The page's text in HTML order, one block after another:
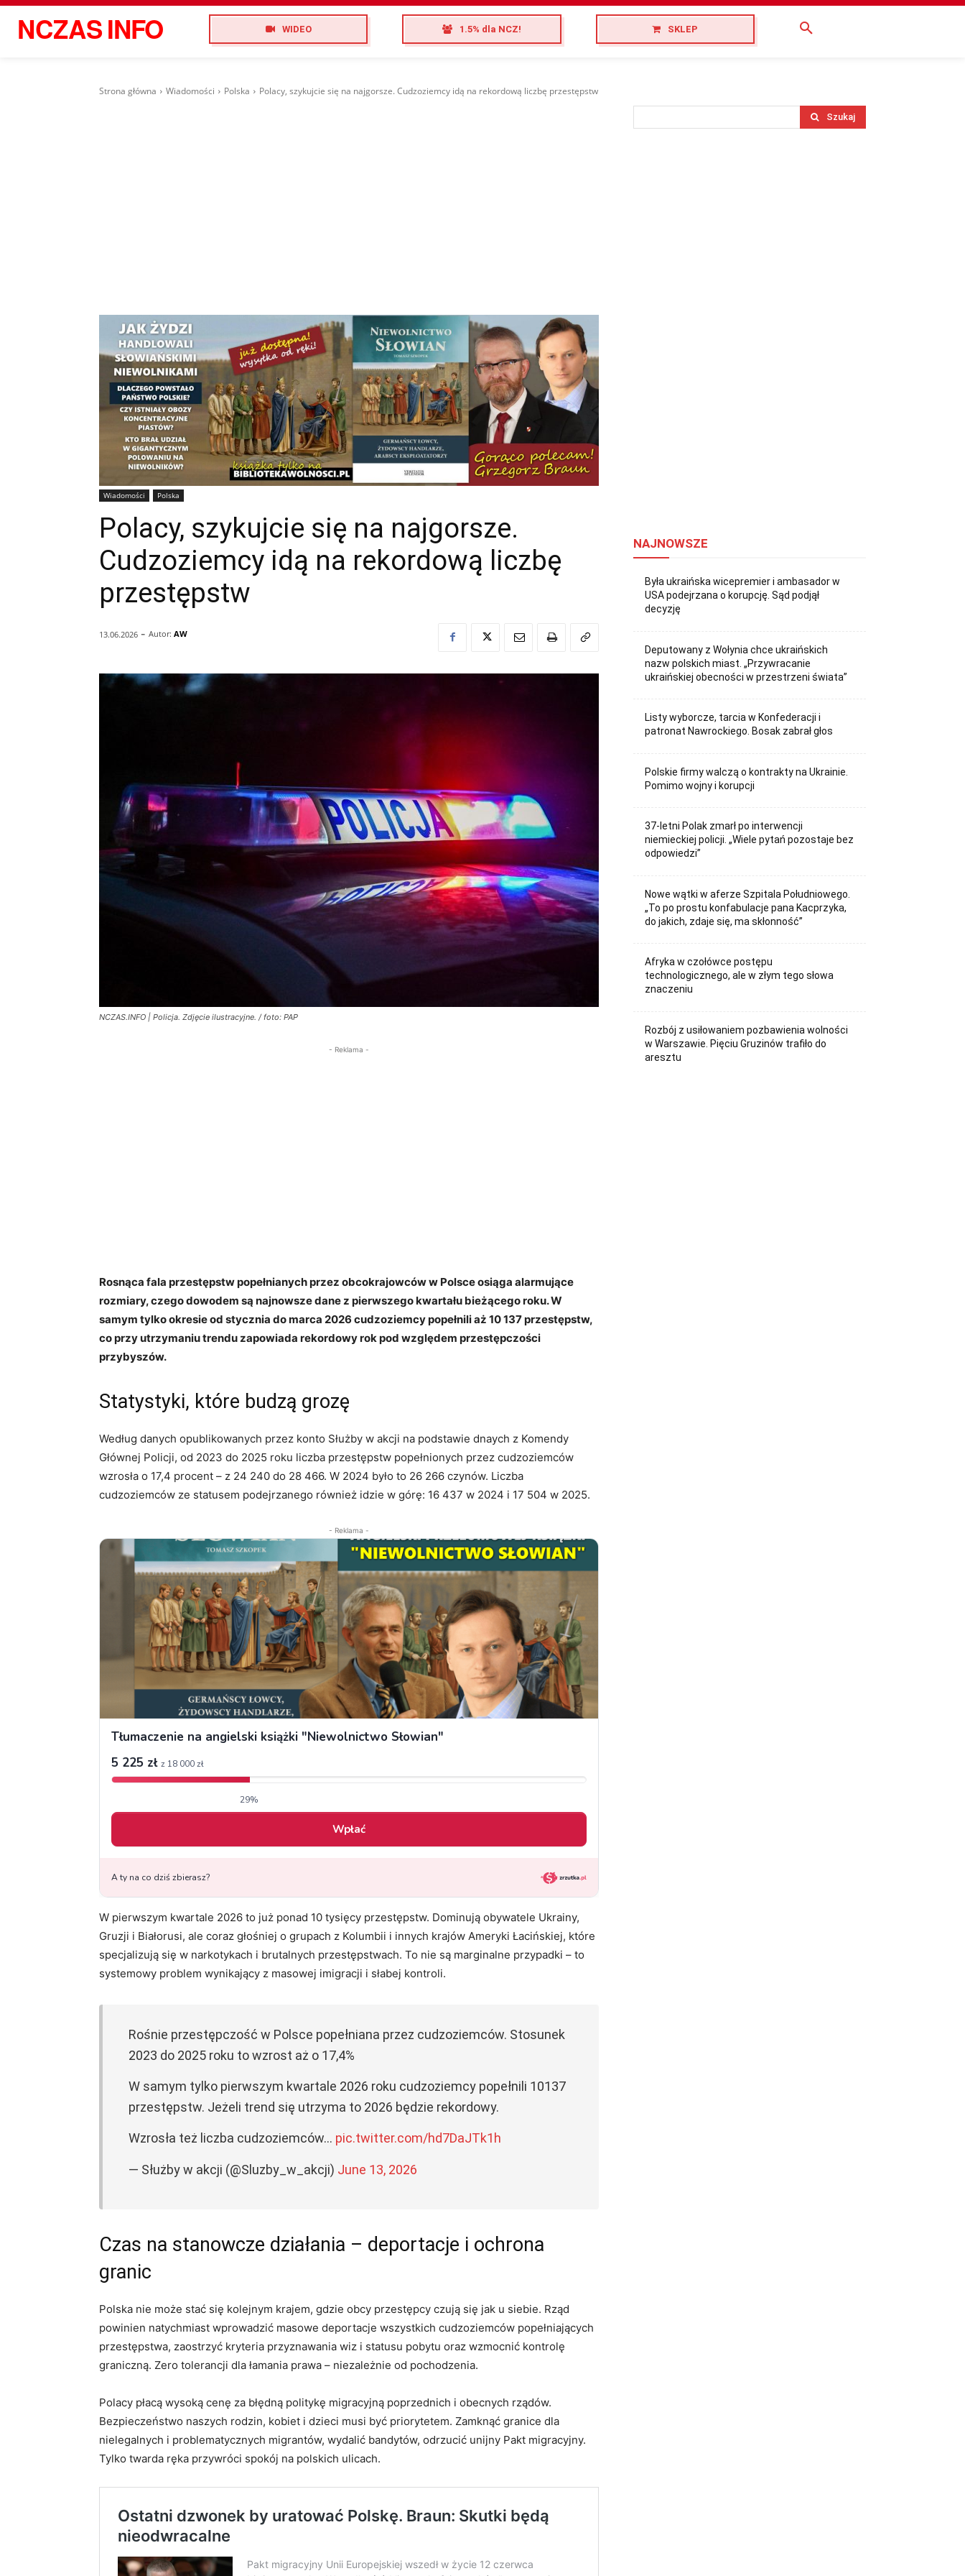
NCZASINFO WIDEO 1.5% dla NCZ! SKLEP
Strona główna Wiadomości Polska Polacy, szykujcie się na najgorsze. Cudzoziemcy idą na rekordową liczbę przestępstw
Wiadomości Polska
Polacy, szykujcie się na najgorsze.
Cudzoziemcy idą na rekordową liczbę
przestępstw
13.06.2026 - Autor: AW
NCZAS.INFO | Policja. Zdjęcie ilustracyjne. / foto: PAP
- Reklama -
Rosnąca fala przestępstw popełnianych przez obcokrajowców w Polsce osiąga alarmujące
rozmiary, czego dowodem są najnowsze dane z pierwszego kwartału bieżącego roku. W
samym tylko okresie od stycznia do marca 2026 cudzoziemcy popełnili aż 10 137 przestępstw,
co przy utrzymaniu trendu zapowiada rekordowy rok pod względem przestępczości
przybyszów.
Statystyki, które budzą grozę
Według danych opublikowanych przez konto Służby w akcji na podstawie dnaych z Komendy
Głównej Policji, od 2023 do 2025 roku liczba przestępstw popełnionych przez cudzoziemców
wzrosła o 17,4 procent – z 24 240 do 28 466. W 2024 było to 26 266 czynów. Liczba
cudzoziemców ze statusem podejrzanego również idzie w górę: 16 437 w 2024 i 17 504 w 2025.
- Reklama -
W pierwszym kwartale 2026 to już ponad 10 tysięcy przestępstw. Dominują obywatele Ukrainy,
Gruzji i Białorusi, ale coraz głośniej o grupach z Kolumbii i innych krajów Ameryki Łacińskiej, które
specjalizują się w narkotykach i brutalnych przestępstwach. To nie są marginalne przypadki – to
systemowy problem wynikający z masowej imigracji i słabej kontroli.
Rośnie przestępczość w Polsce popełniana przez cudzoziemców. Stosunek
2023 do 2025 roku to wzrost aż o 17,4%
W samym tylko pierwszym kwartale 2026 roku cudzoziemcy popełnili 10137
przestępstw. Jeżeli trend się utrzyma to 2026 będzie rekordowy.
Wzrosła też liczba cudzoziemców… pic.twitter.com/hd7DaJTk1h
— Służby w akcji (@Sluzby_w_akcji) June 13, 2026
Czas na stanowcze działania – deportacje i ochrona
granic
Polska nie może stać się kolejnym krajem, gdzie obcy przestępcy czują się jak u siebie. Rząd
powinien natychmiast wprowadzić masowe deportacje wszystkich cudzoziemców popełniających
przestępstwa, zaostrzyć kryteria przyznawania wiz i statusu pobytu oraz wzmocnić kontrolę
graniczną. Zero tolerancji dla łamania prawa – niezależnie od pochodzenia.
Polacy płacą wysoką cenę za błędną politykę migracyjną poprzednich i obecnych rządów.
Bezpieczeństwo naszych rodzin, kobiet i dzieci musi być priorytetem. Zamknąć granice dla
nielegalnych i problematycznych migrantów, wydalić bandytów, odrzucić unijny Pakt migracyjny.
Tylko twarda ręka przywróci spokój na polskich ulicach.
Szukaj
NAJNOWSZE
Była ukraińska wicepremier i ambasador w
USA podejrzana o korupcję. Sąd podjął
decyzję
Deputowany z Wołynia chce ukraińskich
nazw polskich miast. „Przywracanie
ukraińskiej obecności w przestrzeni świata”
Listy wyborcze, tarcia w Konfederacji i
patronat Nawrockiego. Bosak zabrał głos
Polskie firmy walczą o kontrakty na Ukrainie.
Pomimo wojny i korupcji
37-letni Polak zmarł po interwencji
niemieckiej policji. „Wiele pytań pozostaje bez
odpowiedzi”
Nowe wątki w aferze Szpitala Południowego.
„To po prostu konfabulacje pana Kacprzyka,
do jakich, zdaje się, ma skłonność”
Afryka w czołówce postępu
technologicznego, ale w złym tego słowa
znaczeniu
Rozbój z usiłowaniem pozbawienia wolności
w Warszawie. Pięciu Gruzinów trafiło do
aresztu